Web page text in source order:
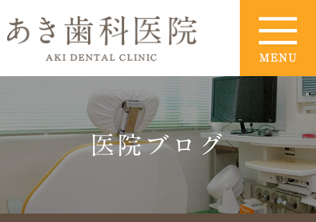
医院ブログ